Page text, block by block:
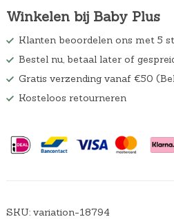
Winkelen bij Baby Plus
Klanten beoordelen ons met 5
Bestel nu, betaal later of
Gratis verzending vanaf €50
Kosteloos retourneren
SKU: variation-18794